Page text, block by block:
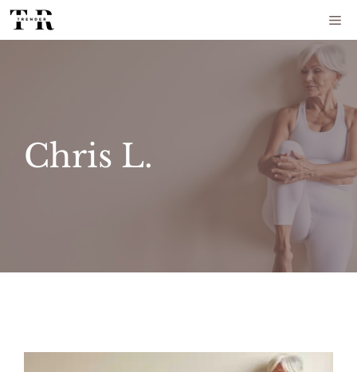
Aller
au
Chris L.